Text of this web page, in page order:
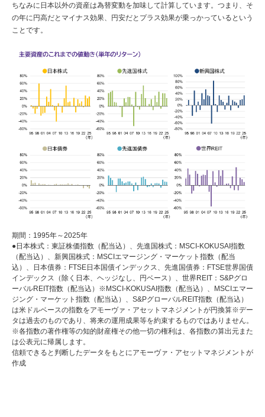
ちなみに日本以外の資産は為替変動を加味して計算しています。つまり、そ
の年に円高だとマイナス効果、円安だとプラス効果が乗っかっているという
ことです。
期間：1995年～2025年
●日本株式：東証株価指数（配当込）、先進国株式：MSCI-KOKUSAI指数
（配当込）、新興国株式：MSCIエマージング・マーケット指数（配当
込）、日本債券：FTSE日本国債インデックス、先進国債券：FTSE世界国債
インデックス（除く日本、ヘッジなし、円ベース）、世界REIT：S&Pグロ
ーバルREIT指数（配当込）※MSCI-KOKUSAI指数（配当込）、MSCIエマー
ジング・マーケット指数（配当込）、S&PグローバルREIT指数（配当込）
は米ドルベースの指数をアモーヴァ・アセットマネジメントが円換算※デー
タは過去のものであり、将来の運用成果等を約束するものではありません。
※各指数の著作権等の知的財産権その他一切の権利は、各指数の算出元また
は公表元に帰属します。
信頼できると判断したデータをもとにアモーヴァ・アセットマネジメントが
作成